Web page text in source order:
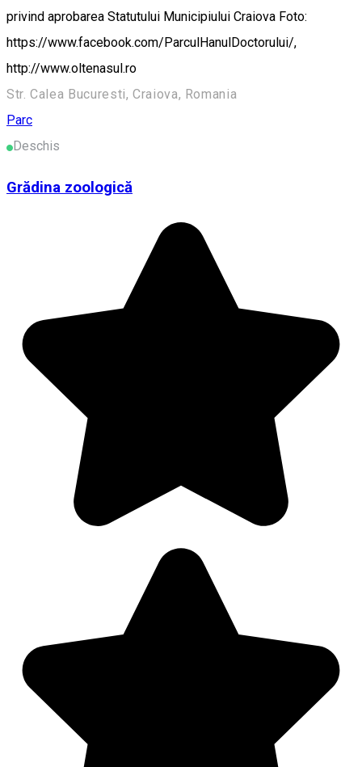
privind aprobarea Statutului Municipiului Craiova Foto:
https://www.facebook.com/ParculHanulDoctorului/,
http://www.oltenasul.ro
Str. Calea Bucuresti, Craiova, Romania
Parc
Deschis
Grădina zoologică